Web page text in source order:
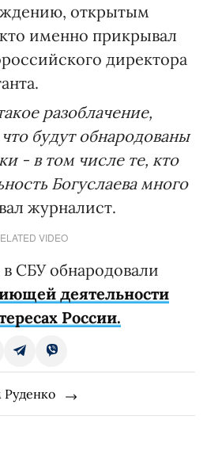
открытым
именно прикрывал
директора
разоблачение,
будут обнародованы
- в том числе те, кто
Богуслаева много
журналист.
VIDEO
СБУ обнародовали
деятельности
России.
Руденко